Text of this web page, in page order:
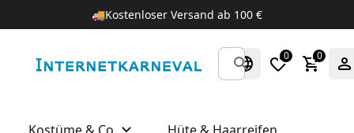
🚚Kostenloser Versand ab 100 €
0 0